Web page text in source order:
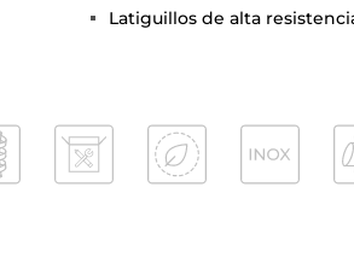
Latiguillos de alta